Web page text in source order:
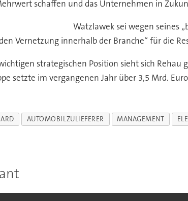
schaffen und das Unternehmen in
Watzlawek sei wegen seines
Vernetzung innerhalb der Branche“ für die
strategischen Position sieht sich
setzte im vergangenen Jahr über 3,5 Mrd.
AUTOMOBILZULIEFERER MANAGEMENT